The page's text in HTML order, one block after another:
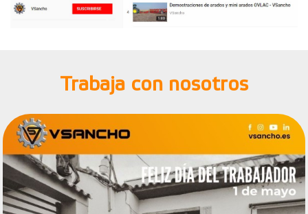
Trabaja con nosotros